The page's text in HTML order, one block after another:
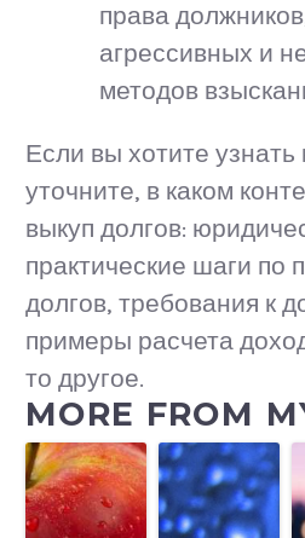
права
агрессивных и
методов
Если вы хотите узнать
уточните, в каком
выкуп долгов:
практические шаги по
долгов, требования к
примеры расчета
то другое.
MORE FROM